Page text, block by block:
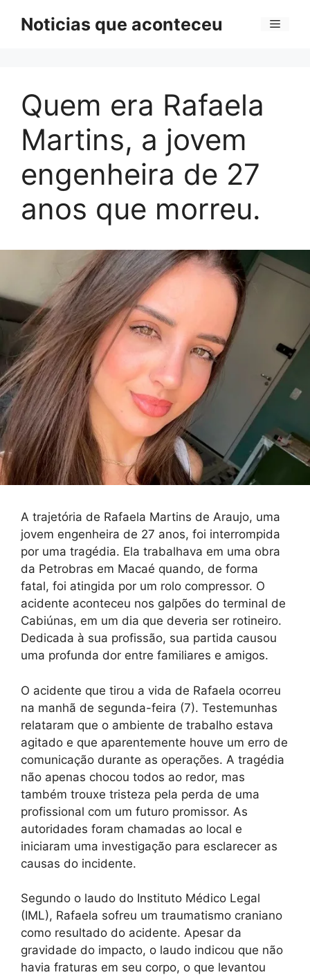
Noticias que aconteceu Menu
Quem era Rafaela
Martins, a jovem
engenheira de 27
anos que morreu.
A trajetória de Rafaela Martins de Araujo, uma
jovem engenheira de 27 anos, foi interrompida
por uma tragédia. Ela trabalhava em uma obra
da Petrobras em Macaé quando, de forma
fatal, foi atingida por um rolo compressor. O
acidente aconteceu nos galpões do terminal de
Cabiúnas, em um dia que deveria ser rotineiro.
Dedicada à sua profissão, sua partida causou
uma profunda dor entre familiares e amigos.
O acidente que tirou a vida de Rafaela ocorreu
na manhã de segunda-feira (7). Testemunhas
relataram que o ambiente de trabalho estava
agitado e que aparentemente houve um erro de
comunicação durante as operações. A tragédia
não apenas chocou todos ao redor, mas
também trouxe tristeza pela perda de uma
profissional com um futuro promissor. As
autoridades foram chamadas ao local e
iniciaram uma investigação para esclarecer as
causas do incidente.
Segundo o laudo do Instituto Médico Legal
(IML), Rafaela sofreu um traumatismo craniano
como resultado do acidente. Apesar da
gravidade do impacto, o laudo indicou que não
havia fraturas em seu corpo, o que levantou